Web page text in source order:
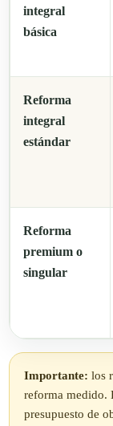
integral
básica
Reforma
integral
estándar
Reforma
premium o
singular
Importante: los
reforma medido.
presupuesto de